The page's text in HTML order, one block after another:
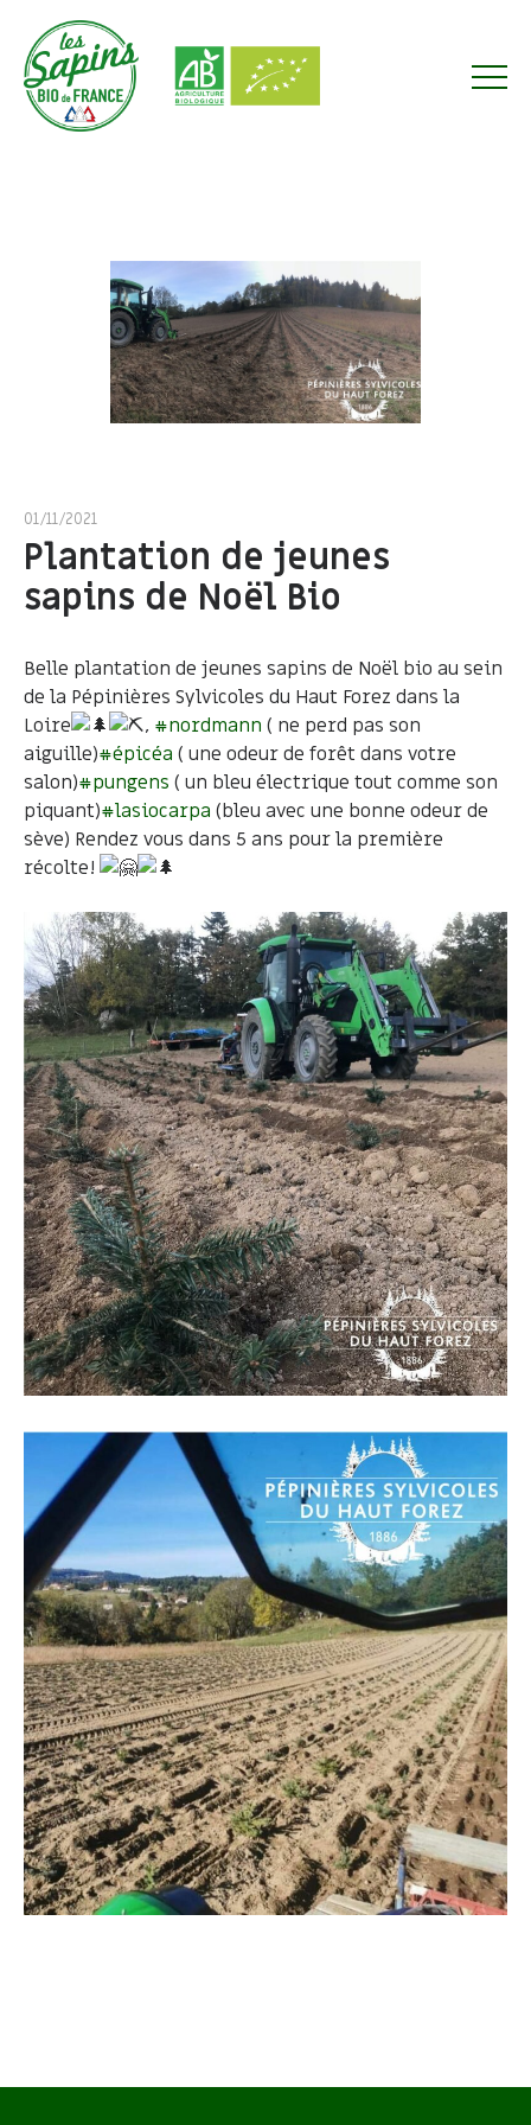
01/11/2021
Plantation de jeunes
sapins de Noël Bio
Belle plantation de jeunes sapins de Noël bio au sein
de la Pépinières Sylvicoles du Haut Forez dans la
Loire
, #nordmann ( ne perd pas son
aiguille)#épicéa ( une odeur de forêt dans votre
salon)#pungens ( un bleu électrique tout comme son
piquant)#lasiocarpa (bleu avec une bonne odeur de
sève) Rendez vous dans 5 ans pour la première
récolte!